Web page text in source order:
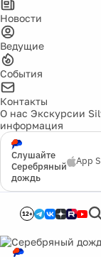
Новости
Ведущие
События
Контакты
О нас Экскурсии
информация
Слушайте
Серебряный
дождь
App
12+